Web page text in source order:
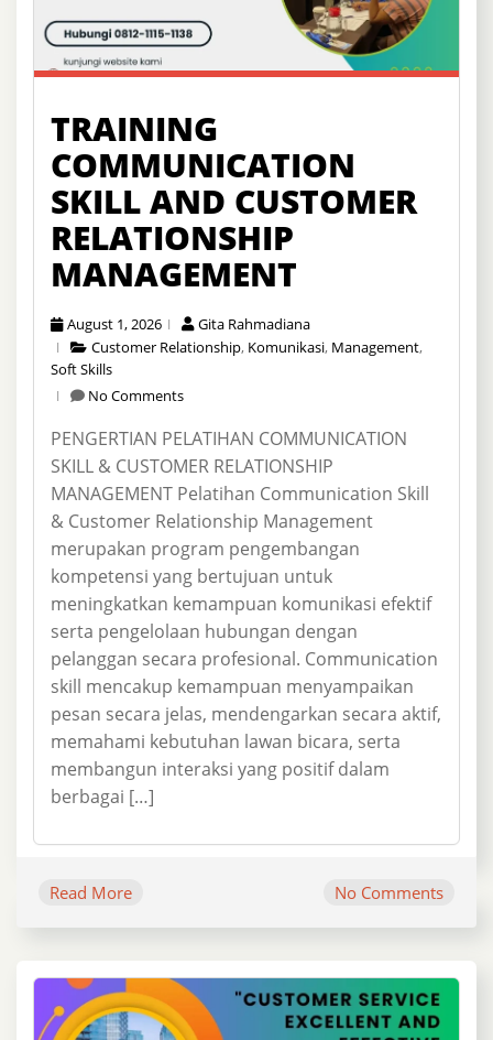
TRAINING
COMMUNICATION
SKILL AND CUSTOMER
RELATIONSHIP
MANAGEMENT
August 1, 2026
Gita Rahmadiana
Customer Relationship, Komunikasi, Management,
Soft Skills
No Comments
PENGERTIAN PELATIHAN COMMUNICATION
SKILL & CUSTOMER RELATIONSHIP
MANAGEMENT Pelatihan Communication Skill
& Customer Relationship Management
merupakan program pengembangan
kompetensi yang bertujuan untuk
meningkatkan kemampuan komunikasi efektif
serta pengelolaan hubungan dengan
pelanggan secara profesional. Communication
skill mencakup kemampuan menyampaikan
pesan secara jelas, mendengarkan secara aktif,
memahami kebutuhan lawan bicara, serta
membangun interaksi yang positif dalam
berbagai […]
Read More No Comments